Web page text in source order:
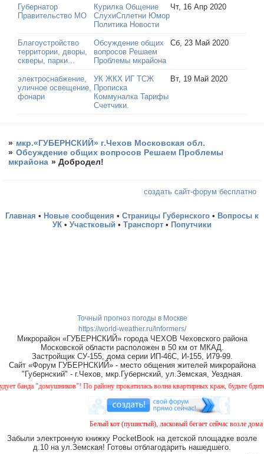
Губернатор
Правительство МО
Курилка Общение
СлухиСплетни Юмор
Политика Новости
Чт, 16 Апр 2020
Благоустройство
территории, дворы,
скверы, парки...
Обсуждение общих
вопросов Решаем
Проблемы мкрайона
Сб, 23 Май 2020
электроснабжение,
уличное освещение,
фонари
УК ЖКХ ИГ ТСЖ
Прописка
Коммуналка Тарифы
Счетчики.
Вт, 19 Май 2020
» мкр.«ГУБЕРНСКИЙ» г.Чехов Московская обл.
» Обсуждение общих вопросов Решаем Проблемы
мкрайона »Добродел!
создать сайт-форум бесплатно
Главная • Новые сообщения • Страницы Губернского • Вопросы к
УК • Участковый • Транспорт • Попутчики
Точный прогноз погоды в Москве
https://world-weather.ru/informers/
Микрорайон «ГУБЕРНСКИЙ» города ЧЕХОВ Чеховского района
Московской области расположен в 50 км от МКАД.
Застройщик СУ-155, дома серии ИП-46С, И-155, И79-99.
Сайт «Форум ГУБЕРНСКИЙ» - место общения жителей микрорайона
"Губернский" - г.Чехов, мкр.Губернский, ул.Земская, Уездная.
"домушников"! По району прокатилась волна квартирных краж, будьте бдительны!
Белый кот (пушистый), ласковый бегает сейчас возле дома
Забыли электронную книжку PocketBook на детской площадке возле
д.10 на ул.Земская! Готовы отблагодарить нашедшего.